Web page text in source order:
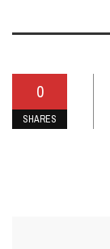
0
SHARES